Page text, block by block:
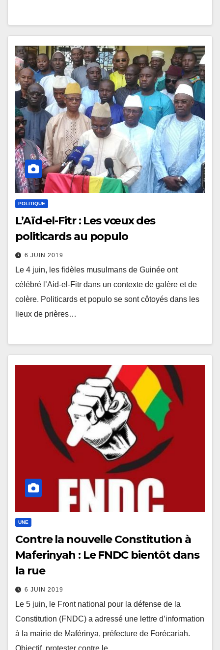
POLITIQUE
L’Aïd-el-Fitr : Les vœux des
politicards au populo
6 JUIN 2019
Le 4 juin, les fidèles musulmans de Guinée ont
célébré l’Aid-el-Fitr dans un contexte de galère et de
colère. Politicards et populo se sont côtoyés dans les
lieux de prières…
UNE
Contre la nouvelle Constitution à
Maferinyah : Le FNDC bientôt dans
la rue
6 JUIN 2019
Le 5 juin, le Front national pour la défense de la
Constitution (FNDC) a adressé une lettre d’information
à la mairie de Maférinya, préfecture de Forécariah.